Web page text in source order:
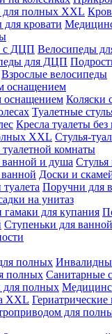
Велосипеды
Взрослые велосипеды
оснащением
Коляски
Туалетные
Кресла туалеты без
Стулья-
комнаты
Стулья
Доски и
Поручни для
на унитаз
Ступеньки для ванной
Санитарные